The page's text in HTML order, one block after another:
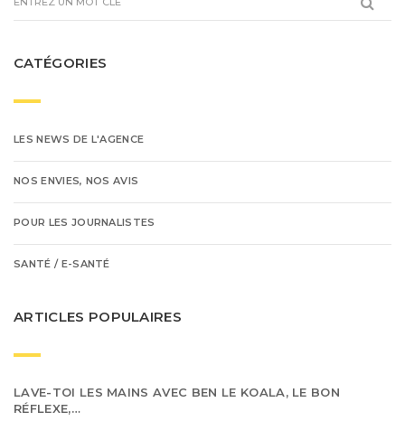
CATÉGORIES
LES NEWS DE L'AGENCE
NOS ENVIES, NOS AVIS
POUR LES JOURNALISTES
SANTÉ / E-SANTÉ
ARTICLES POPULAIRES
LAVE-TOI LES MAINS AVEC BEN LE KOALA, LE BON
RÉFLEXE,…